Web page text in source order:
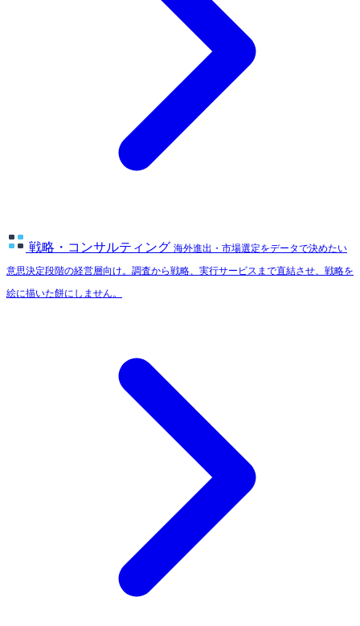
戦略・コンサルティング 海外進出・市場選定をデータで決めたい
意思決定段階の経営層向け。調査から戦略、実行サービスまで直結させ、戦略を
絵に描いた餅にしません。